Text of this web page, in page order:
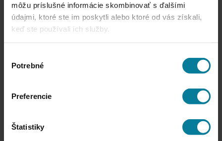
môžu príslušné informácie skombinovať s ďalšími
údajmi, ktoré ste im poskytli alebo ktoré od vás získali,
keď ste používali ich služby.
súhlasu
Potrebné
Preferencie
Štatistiky
Jednou z výhod rezervácie pobytu cez náš rezervačný systém alebo
kombinujú ubytovanie s atraktívnymi službami a zľavami, ktoré
Pre všetky balíčky platia zvýhodnené ceny na služby,